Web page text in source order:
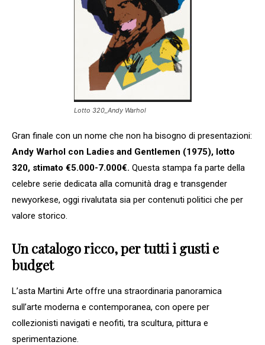
Lotto 320_Andy Warhol
Gran finale con un nome che non ha bisogno di presentazioni:
Andy Warhol con Ladies and Gentlemen (1975), lotto
320, stimato €5.000-7.000€. Questa stampa fa parte della
celebre serie dedicata alla comunità drag e transgender
newyorkese, oggi rivalutata sia per contenuti politici che per
valore storico.
Un catalogo ricco, per tutti i gusti e
budget
L’asta Martini Arte offre una straordinaria panoramica
sull’arte moderna e contemporanea, con opere per
collezionisti navigati e neofiti, tra scultura, pittura e
sperimentazione.